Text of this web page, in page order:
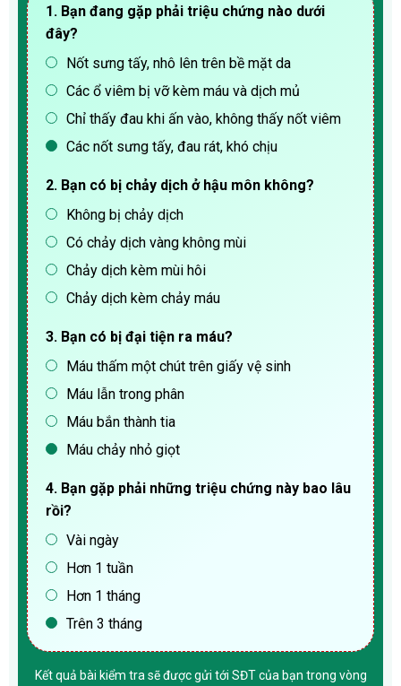
1. Bạn đang gặp phải triệu chứng nào dưới
đây?
Nốt sưng tấy, nhô lên trên bề mặt da
Các ổ viêm bị vỡ kèm máu và dịch mủ
Chỉ thấy đau khi ấn vào, không thấy nốt viêm
Các nốt sưng tấy, đau rát, khó chịu
2. Bạn có bị chảy dịch ở hậu môn không?
Không bị chảy dịch
Có chảy dịch vàng không mùi
Chảy dịch kèm mùi hôi
Chảy dịch kèm chảy máu
3. Bạn có bị đại tiện ra máu?
Máu thấm một chút trên giấy vệ sinh
Máu lẫn trong phân
Máu bắn thành tia
Máu chảy nhỏ giọt
4. Bạn gặp phải những triệu chứng này bao lâu
rồi?
Vài ngày
Hơn 1 tuần
Hơn 1 tháng
Trên 3 tháng
Kết quả bài kiểm tra sẽ được gửi tới SĐT của bạn trong vòng